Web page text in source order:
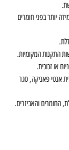
יותר בפני חומרים
התקנות המקומיות.
או זכוכית.
אנטי פאניקה, סגר
החומרים והאביזרים.